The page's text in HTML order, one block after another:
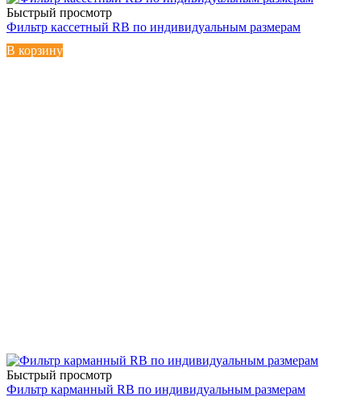
Быстрый просмотр
Фильтр кассетный RB по индивидуальным размерам
В корзину
Быстрый просмотр
Фильтр карманный RB по индивидуальным размерам